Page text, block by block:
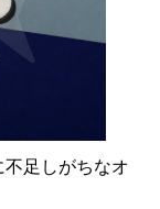
足しがちなオ